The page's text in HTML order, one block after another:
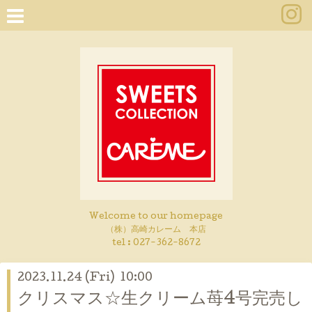
Welcome to our homepage
（株）高崎カレーム 本店
tel : 027-362-8672
2023.11.24 (Fri) 10:00
クリスマス☆生クリーム苺4号完売し